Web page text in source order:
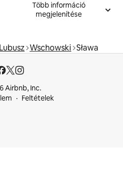
Több információ
megjelenítése
Lubusz Wschowski Sława
Airbnb, Inc.
Feltételek